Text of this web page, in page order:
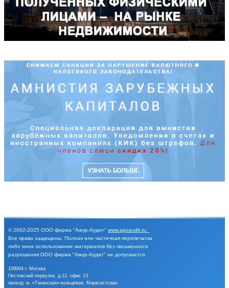
© 2002-2025 ООО фирма "Ажур-Аудит" www.ajuraudit.ru
Все права защищены. Полная или частичная перепечатка
либо иное использование материалов без письменного
разрешения ООО фирма "Ажур-Аудит" не допускается.
109004 г. Москва
Пестовский переулок, д.12, офис 13
проезд: м. «Таганская»-кольцевая, Марксистская.